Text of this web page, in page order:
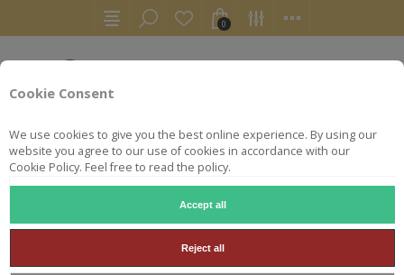
Cookie Consent
We use cookies to give you the best online experience. By using our
website you agree to our use of cookies in accordance with our
Cookie Policy. Feel free to read the policy.
Accept all
Reject all
0
NARDINI